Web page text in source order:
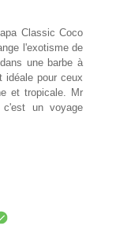
Classic Coco
l'exotisme de
une barbe à
idéale pour ceux
et tropicale. Mr
un voyage